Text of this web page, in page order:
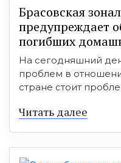
Брасовская
предупреждает
погибших
На сегодняшний
проблем в
стране стоит
Читать далее